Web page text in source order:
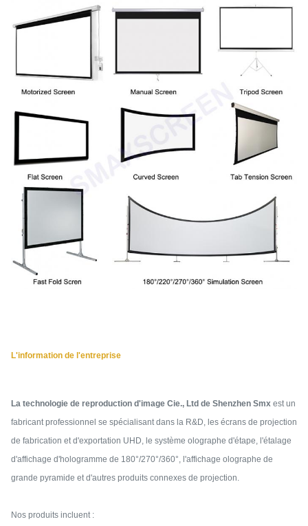
L'information de l'entreprise
La technologie de reproduction d'image Cie., Ltd de Shenzhen Smx est un
fabricant professionnel se spécialisant dans la R&D, les écrans de projection
de fabrication et d'exportation UHD, le système olographe d'étape, l'étalage
d'affichage d'hologramme de 180°/270°/360°, l'affichage olographe de
grande pyramide et d'autres produits connexes de projection.
Nos produits incluent :